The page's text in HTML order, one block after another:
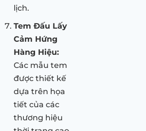
lịch.
Tem Đấu Lấy
Cảm Hứng
Hàng Hiệu:
Các mẫu tem
được thiết kế
dựa trên họa
tiết của các
thương hiệu